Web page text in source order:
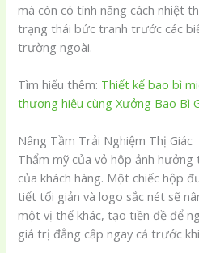
mà còn có tính năng cách nhiệt
trạng thái bức tranh trước các
trường ngoài.
Tìm hiểu thêm: Thiết kế bao bì
thương hiệu cùng Xưởng Bao Bì
Nâng Tầm Trải Nghiệm Thị Giác
Thẩm mỹ của vỏ hộp ảnh
của khách hàng. Một chiếc hộp
tiết tối giản và logo sắc nét sẽ
một vị thế khác, tạo tiền đề để
giá trị đẳng cấp ngay cả trước